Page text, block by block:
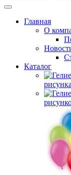
Главная
О
Каталог
рисунка